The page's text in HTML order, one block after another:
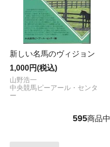
新しい名馬のヴィジョン
1,000円(税込)
山野浩一
中央競馬ピーアール・センタ
ー
595商品中